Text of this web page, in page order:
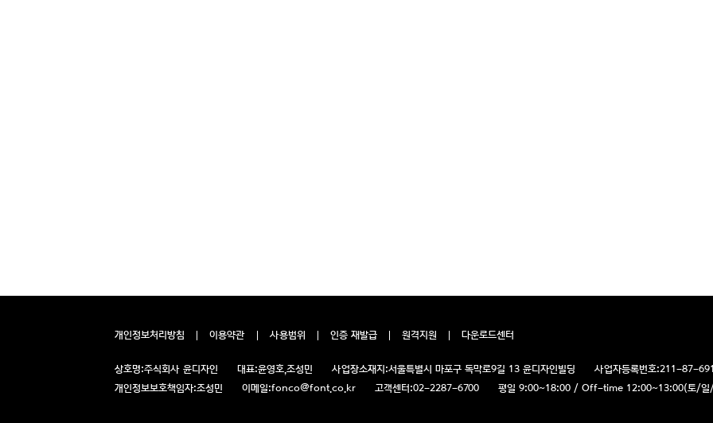
개인정보처리방침 이용약관 사용범위 인증 재발급 원격지원 다운로드센터
상호명:주식회사 윤디자인 대표:윤영호,조성민 사업장소재지:서울특별시 마포구 독막로9길 13 윤디자인빌딩 사업자등록번호:211-87-
개인정보보호책임자:조성민 이메일:fonco@font.co.kr 고객센터:02-2287-6700 평일 9:00~18:00 / Off-time 12:00~13:00(토/일/